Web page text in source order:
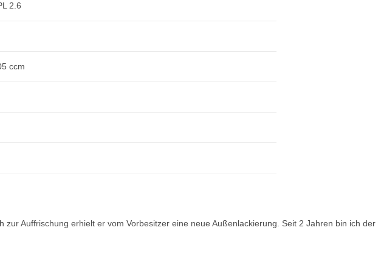
2.6
ccm
Auffrischung erhielt er vom Vorbesitzer eine neue Außenlackierung. Seit 2 Jahren bin ich der